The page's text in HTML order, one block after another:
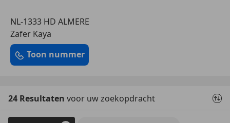
NL-1333 HD ALMERE
Zafer Kaya
Toon nummer
24 Resultaten voor uw zoekopdracht